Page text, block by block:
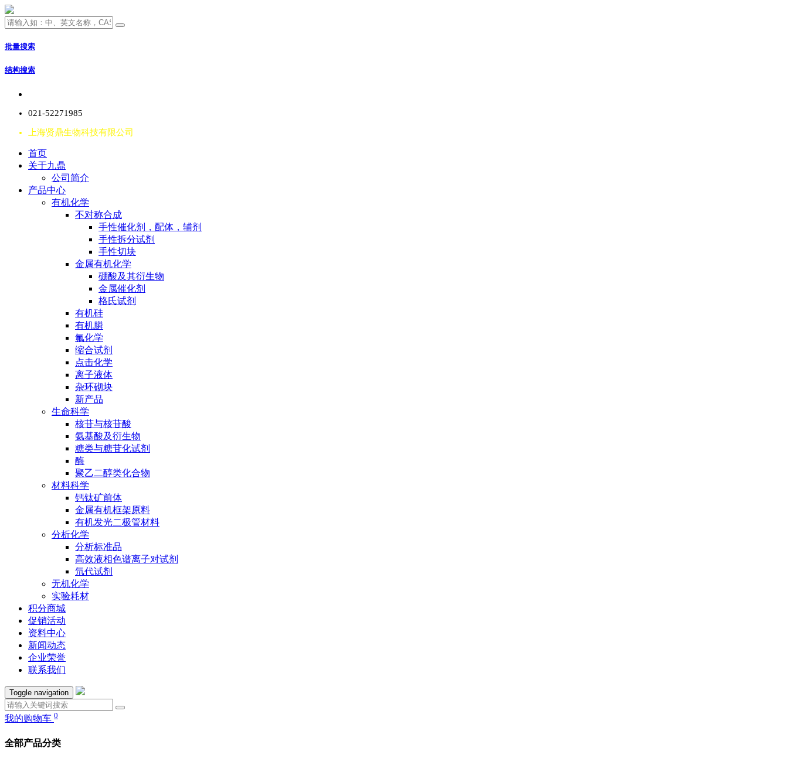
批量搜索
结构搜索
021-52271985
上海贤鼎生物科技有限公司
首页
关于九鼎
公司简介
产品中心
有机化学
不对称合成
手性催化剂，配体，辅剂
手性拆分试剂
手性切块
金属有机化学
硼酸及其衍生物
金属催化剂
格氏试剂
有机硅
有机膦
氟化学
缩合试剂
点击化学
离子液体
杂环砌块
新产品
生命科学
核苷与核苷酸
氨基酸及衍生物
糖类与糖苷化试剂
酶
聚乙二醇类化合物
材料科学
钙钛矿前体
金属有机框架原料
有机发光二极管材料
分析化学
分析标准品
高效液相色谱离子对试剂
氘代试剂
无机化学
实验耗材
积分商城
促销活动
资料中心
新闻动态
企业荣誉
联系我们
Toggle navigation
我的购物车 0
全部产品分类